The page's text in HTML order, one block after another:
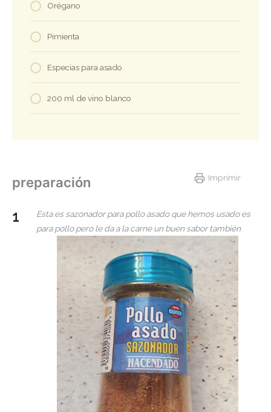
Orégano
Pimienta
Especias para asado
200 ml de vino blanco
Imprimir
preparación
Esta es sazonador para pollo asado que hemos usado es
para pollo pero le da a la carne un buen sabor también